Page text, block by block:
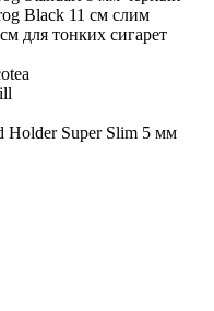
Black 11 см слим
для тонких сигарет
Super Slim 5 мм